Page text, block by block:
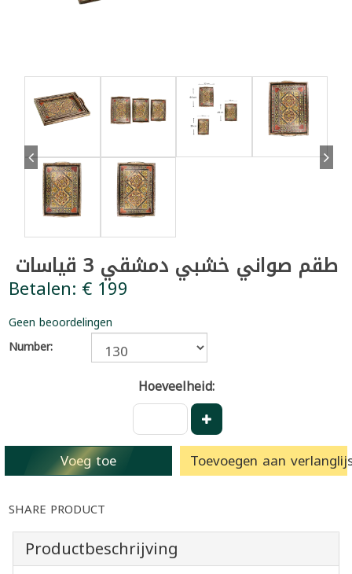
طقم صواني خشبي دمشقي 3 قياسات
Betalen: € 199
Geen beoordelingen
Number:
Hoeveelheid:
Voeg toe Toevoegen aan
SHARE PRODUCT
Productbeschrijving